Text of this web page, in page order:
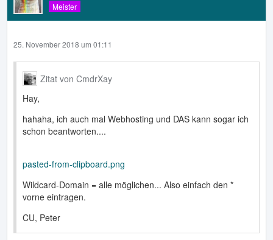
Meister
25. November 2018 um 01:11
Zitat von CmdrXay
Hay,
hahaha, ich auch mal Webhosting und DAS kann sogar ich
schon beantworten....
pasted-from-clipboard.png
Wildcard-Domain = alle möglichen... Also einfach den *
vorne eintragen.
CU, Peter